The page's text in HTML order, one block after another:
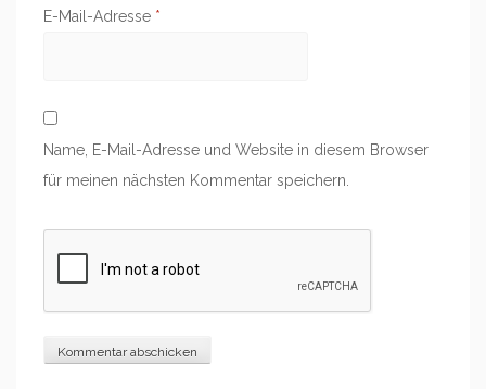
E-Mail-Adresse *
Name, E-Mail-Adresse und Website in diesem Browser
für meinen nächsten Kommentar speichern.